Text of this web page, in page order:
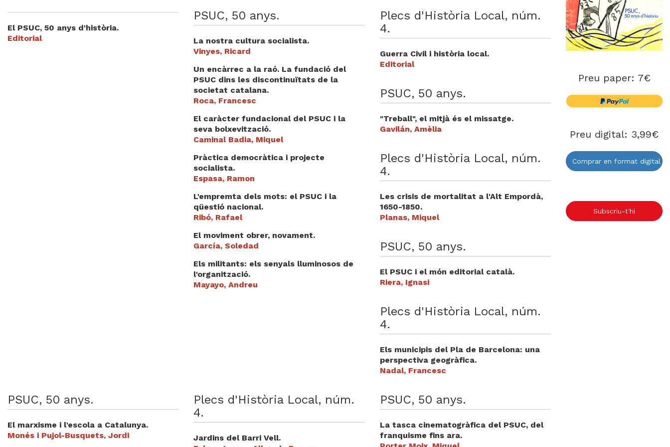
Termes legals
El PSUC, 50 anys d'història.
Editorial
PSUC, 50 anys.
La nostra cultura socialista.
Vinyes, Ricard
Un encàrrec a la raó. La fundació del
PSUC dins les discontinuïtats de la
societat catalana.
Roca, Francesc
El caràcter fundacional del PSUC i la
seva bolxevització.
Caminal Badia, Miquel
Pràctica democràtica i projecte
socialista.
Espasa, Ramon
L'empremta dels mots: el PSUC i la
qüestió nacional.
Ribó, Rafael
El moviment obrer, novament.
García, Soledad
Els militants: els senyals lluminosos de
l'organització.
Mayayo, Andreu
Plecs d'Història Local, núm.
4.
Guerra Civil i història local.
Editorial
PSUC, 50 anys.
"Treball", el mitjà és el missatge.
Gavilán, Amèlia
Plecs d'Història Local, núm.
4.
Les crisis de mortalitat a l'Alt Empordà,
1650-1850.
Planas, Miquel
PSUC, 50 anys.
El PSUC i el món editorial català.
Riera, Ignasi
Plecs d'Història Local, núm.
4.
Els municipis del Pla de Barcelona: una
perspectiva geogràfica.
Nadal, Francesc
PSUC, 50 anys.
El marxisme i l'escola a Catalunya.
Monés i Pujol-Busquets, Jordi
Plecs d'Història Local, núm.
4.
Jardins del Barri Vell.
PSUC, 50 anys.
La tasca cinematogràfica del PSUC, del
franquisme fins ara.
Preu paper: 7€
Preu digital: 3,99€
Comprar en format digital
Subscriu-t'hi